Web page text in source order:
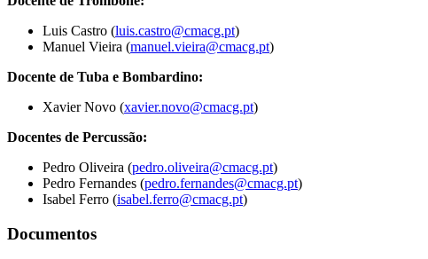
Luis Castro (luis.castro@cmacg.pt)
Manuel Vieira (manuel.vieira@cmacg.pt)
Docente de Tuba e Bombardino:
Xavier Novo (xavier.novo@cmacg.pt)
Docentes de Percussão:
Pedro Oliveira (pedro.oliveira@cmacg.pt)
Pedro Fernandes (pedro.fernandes@cmacg.pt)
Isabel Ferro (isabel.ferro@cmacg.pt)
Documentos